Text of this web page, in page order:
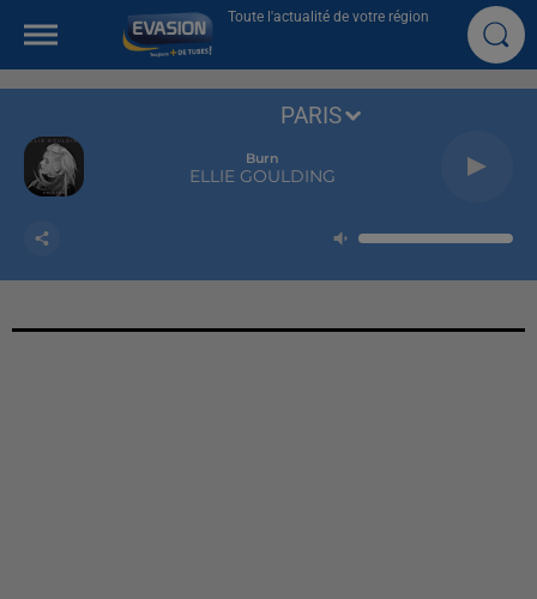
Toute l'actualité de votre région
Burn
ELLIE GOULDING
PARIS